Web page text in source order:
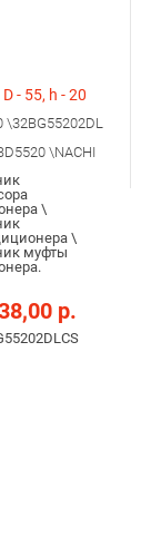
- 55, h - 20
\32BG55202DL
\NACHI
\
\
муфты
р.